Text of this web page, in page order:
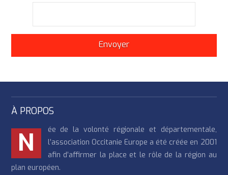
À PROPOS
N
ée de la volonté régionale et départementale,
l’association Occitanie Europe a été créée en 2001
afin d’affirmer la place et le rôle de la région au
plan européen.